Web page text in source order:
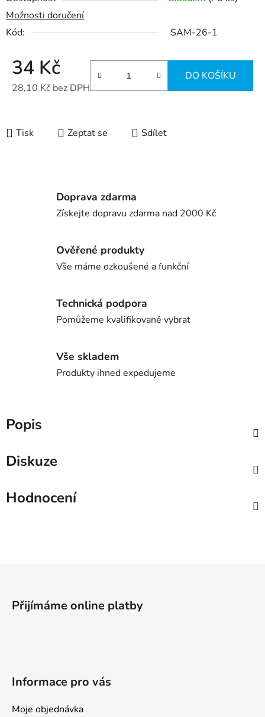
Možnosti doručení
Kód:
SAM-26-1
34 Kč
28,10 Kč bez DPH
DO KOŠÍKU
Tisk Zeptat se Sdílet
Doprava zdarma
Získejte dopravu zdarma nad 2000 Kč
Ověřené produkty
Vše máme ozkoušené a funkční
Technická podpora
Pomůžeme kvalifikovaně vybrat
Vše skladem
Produkty ihned expedujeme
Popis
Diskuze
Hodnocení
Přijímáme online platby
Informace pro vás
Moje objednávka